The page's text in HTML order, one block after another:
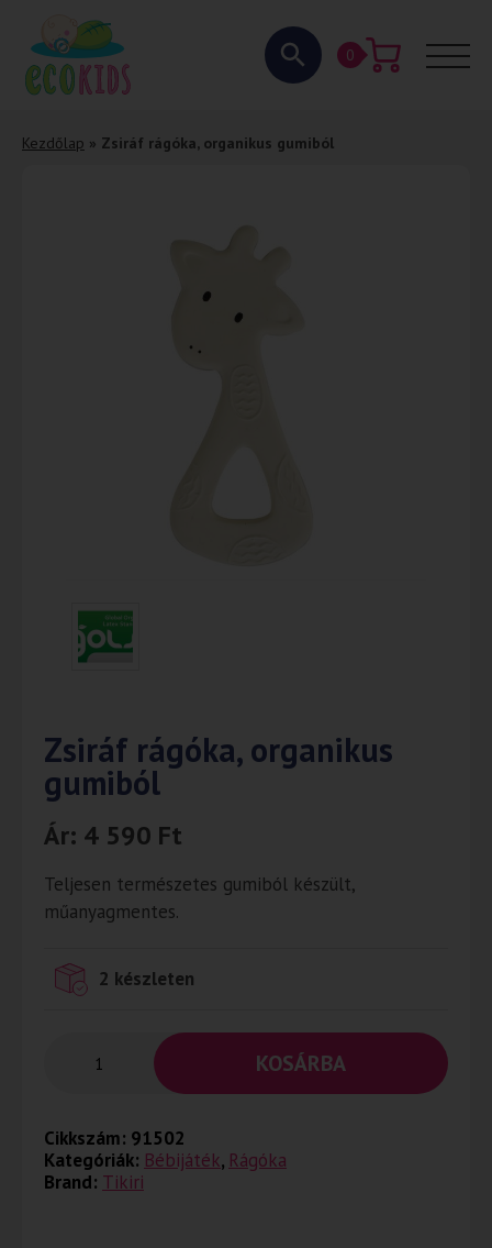
0
Kezdőlap » Zsiráf rágóka, organikus gumiból
Zsiráf rágóka, organikus
gumiból
Ár: 4 590 Ft
Teljesen természetes gumiból készült,
műanyagmentes.
2 készleten
KOSÁRBA
Cikkszám: 91502
Kategóriák: Bébijáték, Rágóka
Brand: Tikiri